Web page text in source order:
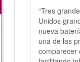
“Tres
Unidos
nueva
una de las
comparecer